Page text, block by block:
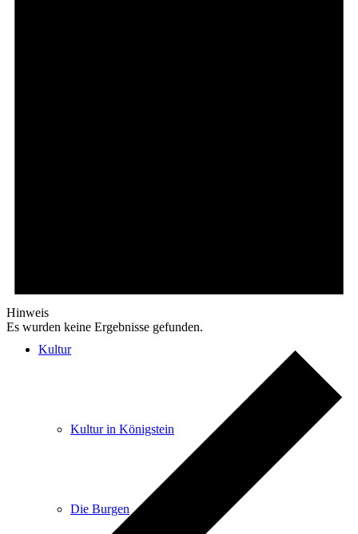
Kultur
Kultur in Königstein
Die Burgen
Hinweis
Es wurden keine Ergebnisse gefunden.